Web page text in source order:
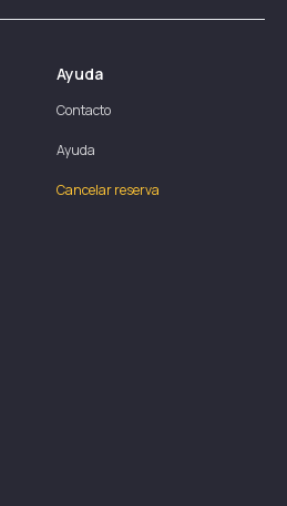
Ayuda
Contacto
Ayuda
Cancelar reserva